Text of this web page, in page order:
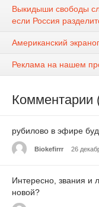
Выкидыши свободы
если Россия
Американский
Реклама на нашем
Комментарии
рубилово в эфире
Biokefirrr 26
Интересно, звания и
новой?